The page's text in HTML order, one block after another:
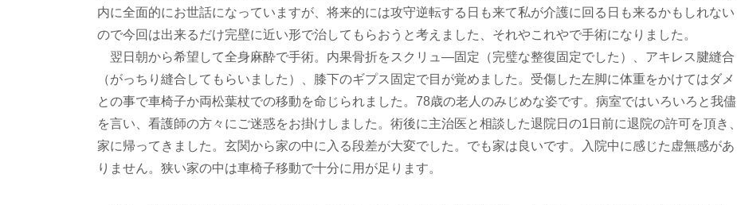
内に全面的にお世話になっていますが、将来的には攻守逆転する日も来て私が介護に回る日も来るかもしれない
ので今回は出来るだけ完壁に近い形で治してもらおうと考えました、それやこれやで手術になりました。
翌日朝から希望して全身麻酔で手術。内果骨折をスクリュ―固定（完璧な整復固定でした）、アキレス腱縫合
（がっちり縫合してもらいました）、膝下のギプス固定で目が覚めました。受傷した左脚に体重をかけてはダメ
との事で車椅子か両松葉杖での移動を命じられました。78歳の老人のみじめな姿です。病室ではいろいろと我儘
を言い、看護師の方々にご迷惑をお掛けしました。術後に主治医と相談した退院日の1日前に退院の許可を頂き、
家に帰ってきました。玄関から家の中に入る段差が大変でした。でも家は良いです。入院中に感じた虚無感があ
りません。狭い家の中は車椅子移動で十分に用が足ります。